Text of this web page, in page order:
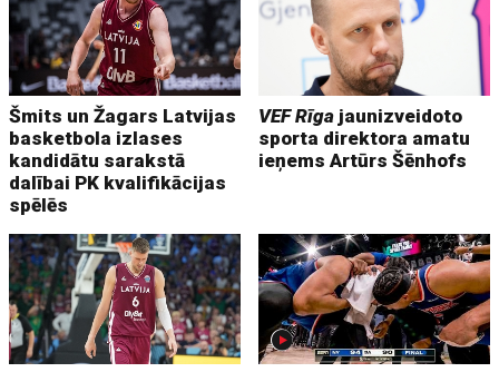
Šmits un Žagars Latvijas
basketbola izlases
kandidātu sarakstā
dalībai PK kvalifikācijas
spēlēs
VEF Rīga jaunizveidoto
sporta direktora amatu
ieņems Artūrs Šēnhofs